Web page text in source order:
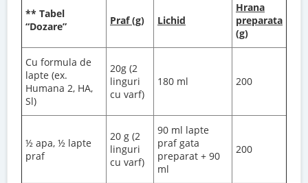
** Tabel
“Dozare”
Praf (g) Lichid
Hrana
preparata
(g)
Cu formula de
lapte (ex.
Humana 2, HA,
Sl)
20g (2
linguri
cu varf)
180 ml 200
½ apa, ½ lapte
praf
20 g (2
linguri
cu varf)
90 ml lapte
praf gata
preparat + 90
ml
200